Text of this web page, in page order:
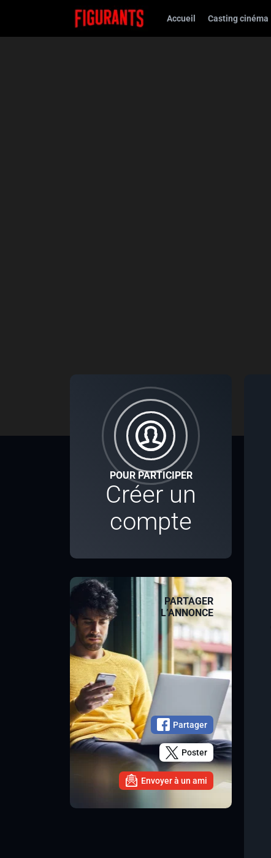
Accueil Casting cinéma
POUR PARTICIPER
Créer un
compte
PARTAGER
L’ANNONCE
Partager
Poster
Envoyer à un ami